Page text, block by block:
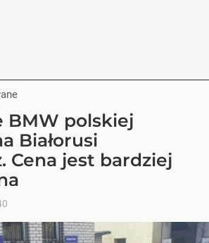
BMW polskiej
Białorusi
Cena jest bardziej